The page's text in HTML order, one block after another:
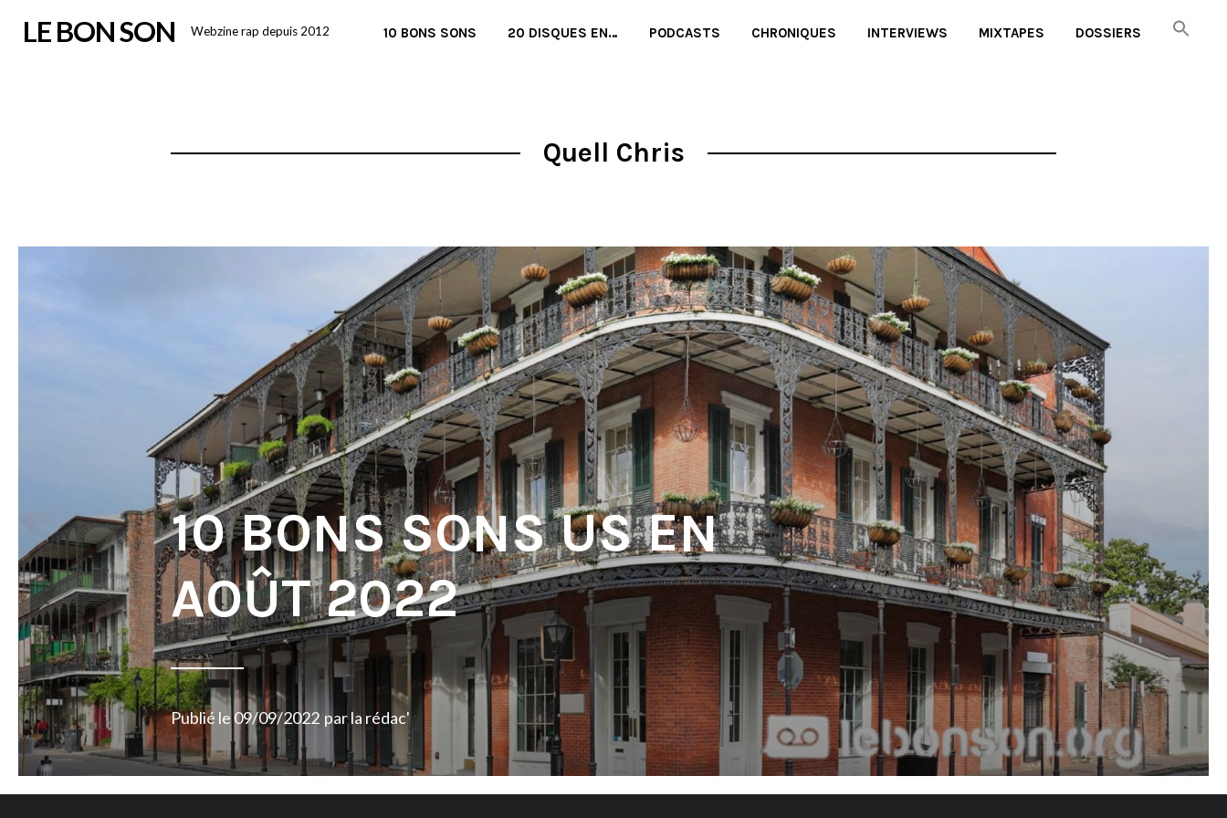
LE BON SON Webzine rap depuis 2012 10 BONS SONS 20 DISQUES EN… PODCASTS CHRONIQUES INTERVIEWS MIXTAPES DOSSIERS
Quell Chris
10 BONS SONS US EN
AOÛT 2022
Publié le09/09/2022 parla rédac'